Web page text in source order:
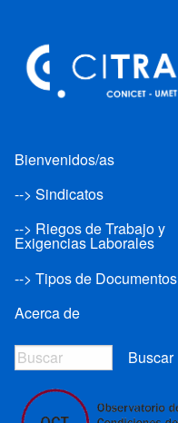
Bienvenidos/as
--> Sindicatos
--> Riegos de Trabajo y
Exigencias Laborales
--> Tipos de Documentos
Acerca de
Buscar